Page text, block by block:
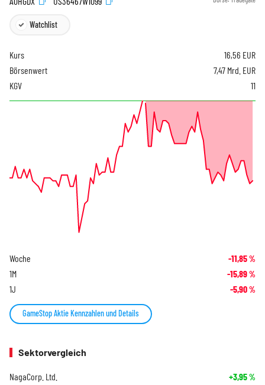
Watchlist
Kurs 16,56 EUR
Börsenwert
7,47 Mrd. EUR
KGV
11
Woche -11,85%
1M -15,89%
1J -5,90%
GameStop Aktie Kennzahlen und Details
Sektorvergleich
NagaCorp. Ltd. +3,95%